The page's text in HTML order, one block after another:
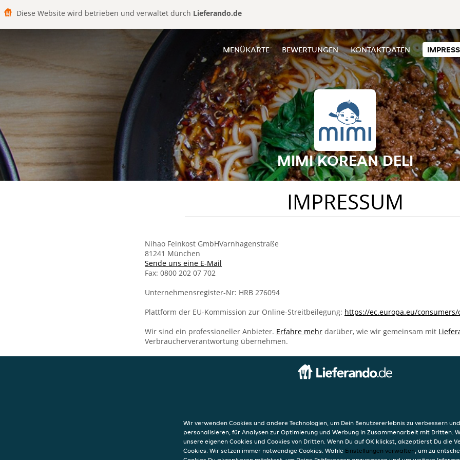
Diese Website wird betrieben und verwaltet durch Lieferando.de
MENÜKARTE BEWERTUNGEN KONTAKTDATEN
MIMI KOREAN DELI
IMPRESSUM
Nihao Feinkost GmbHVarnhagenstraße
81241 München
Sende uns eine E-Mail
Fax: 0800 202 07 702
Unternehmensregister-Nr: HRB 276094
Plattform der EU-Kommission zur Online-Streitbeilegung: https://ec.europa.eu/
Wir sind ein professioneller Anbieter. Erfahre mehr darüber, wie wir gemeinsam mit
Verbraucherverantwortung übernehmen.
Spiegelstraße 8
81241 München
Wir verwenden Cookies und andere Technologien, um Dein Benutzererlebnis zu verbessern
personalisieren, für Analysen zur Optimierung und Werbung in Zusammenarbeit mit Dritten.
unsere eigenen Cookies und Cookies von Dritten. Wenn Du auf OK klickst, akzeptierst Du die
Cookies. Wir setzen immer notwendige Cookies. Wähle Einstellungen verwalten, um zu